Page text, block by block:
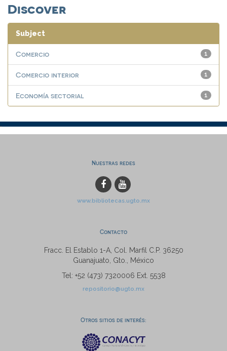
Discover
Subject
1
Comercio
1
Comercio interior
1
Economía sectorial
Nuestras redes
www.bibliotecas.ugto.mx
Contacto
Fracc. El Establo 1-A, Col. Marfil C.P. 36250
Guanajuato, Gto., México
Tel: +52 (473) 7320006 Ext. 5538
repositorio@ugto.mx
Otros sitios de interés: